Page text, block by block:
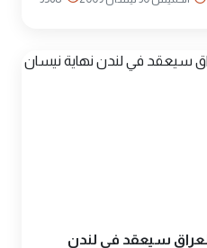
سيعقد في لندن